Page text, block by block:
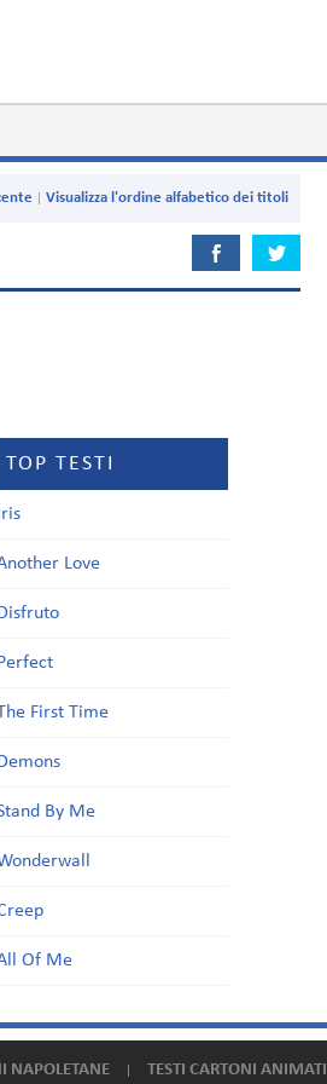
Visualizza l'ordine alfabetico dei titoli
TOP TESTI
Iris
Love
Disfruto
Perfect
First Time
Demons
By Me
Of Me
NAPOLETANE TESTI CARTONI ANIMATI